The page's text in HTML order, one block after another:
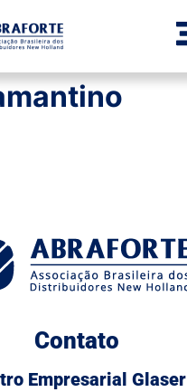
Contato
Empresarial Glaser